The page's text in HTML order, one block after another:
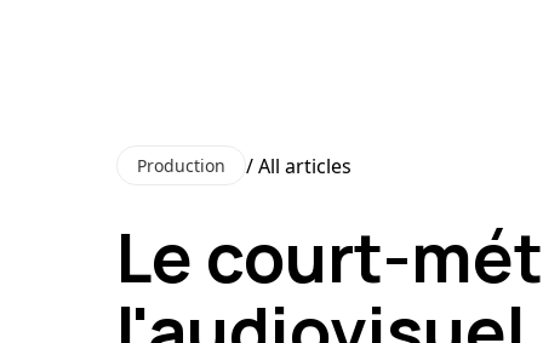
Production / All articles
Le court-